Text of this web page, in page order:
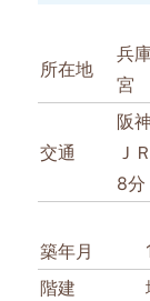
所在地
兵
宮
交通
阪
Ｊ
8分
築年月
階建